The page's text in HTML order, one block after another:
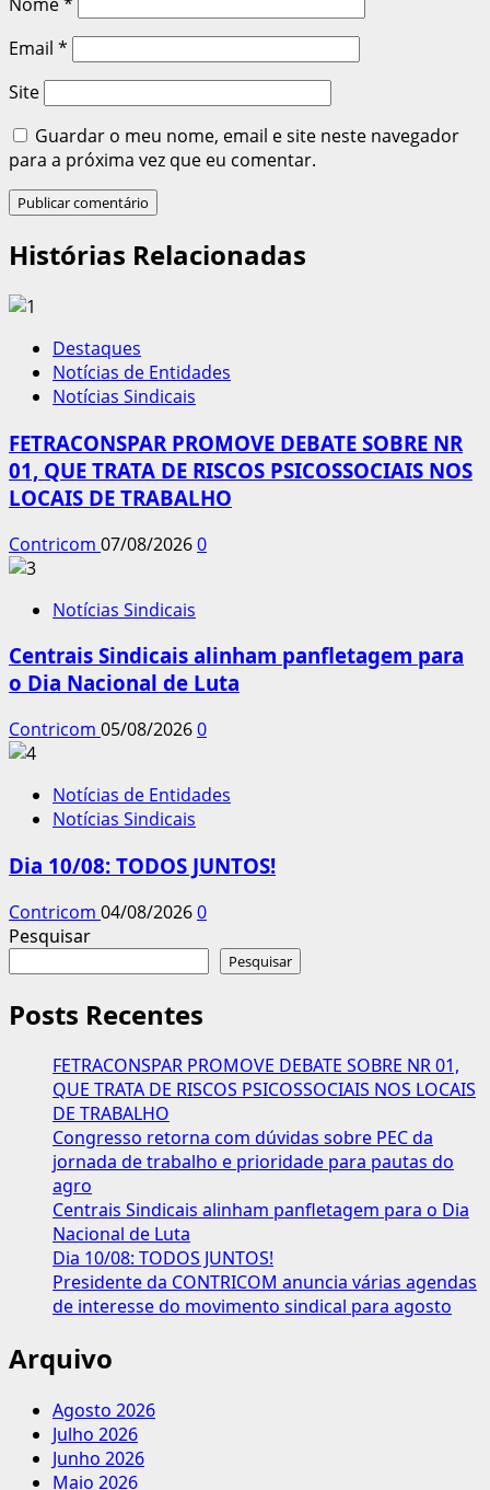
Email *
Site
Guardar o meu nome, email e site neste navegador
para a próxima vez que eu comentar.
Histórias Relacionadas
Destaques
Notícias de Entidades
Notícias Sindicais
FETRACONSPAR PROMOVE DEBATE SOBRE NR
01, QUE TRATA DE RISCOS PSICOSSOCIAIS NOS
LOCAIS DE TRABALHO
Contricom 07/08/20260
Notícias Sindicais
Centrais Sindicais alinham panfletagem para
o Dia Nacional de Luta
Contricom 05/08/20260
Notícias de Entidades
Notícias Sindicais
Dia 10/08: TODOS JUNTOS!
Contricom 04/08/20260
Pesquisar
Pesquisar
Posts Recentes
FETRACONSPAR PROMOVE DEBATE SOBRE NR 01,
QUE TRATA DE RISCOS PSICOSSOCIAIS NOS LOCAIS
DE TRABALHO
Congresso retorna com dúvidas sobre PEC da
jornada de trabalho e prioridade para pautas do
agro
Centrais Sindicais alinham panfletagem para o Dia
Nacional de Luta
Dia 10/08: TODOS JUNTOS!
Presidente da CONTRICOM anuncia várias agendas
de interesse do movimento sindical para agosto
Arquivo
Agosto 2026
Julho 2026
Junho 2026
Maio 2026